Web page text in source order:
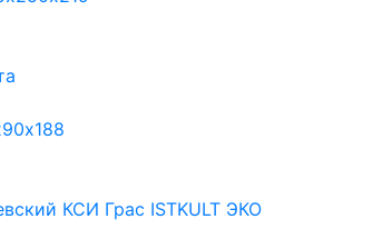
КСИ Грас ISTKULT ЭКО